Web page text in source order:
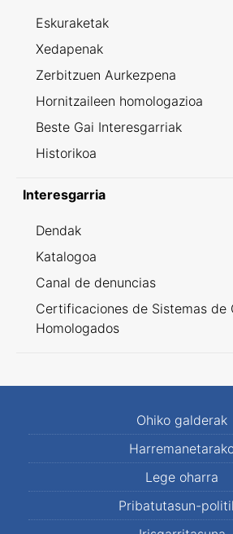
Eskuraketak
Xedapenak
Zerbitzuen Aurkezpena
Hornitzaileen homologazioa
Beste Gai Interesgarriak
Historikoa
Interesgarria
Dendak
Katalogoa
Canal de denuncias
Certificaciones de Sistemas de
Homologados
Ohiko galderak
Lege oharra
Pribatutasun-